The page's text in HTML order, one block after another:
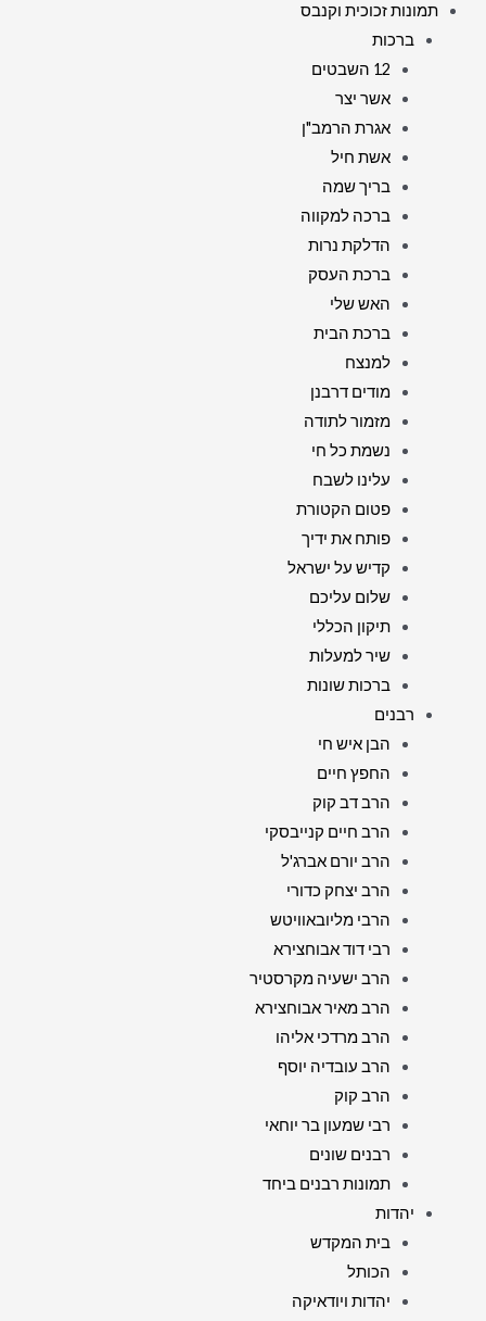
תמונות זכוכית וקנבס
ברכות
12 השבטים
אשר יצר
אגרת הרמב"ן
אשת חיל
בריך שמה
ברכה למקווה
הדלקת נרות
ברכת העסק
האש שלי
ברכת הבית
למנצח
מודים דרבנן
מזמור לתודה
נשמת כל חי
עלינו לשבח
פטום הקטורת
פותח את ידיך
קדיש על ישראל
שלום עליכם
תיקון הכללי
שיר למעלות
ברכות שונות
רבנים
הבן איש חי
החפץ חיים
הרב דב קוק
הרב חיים קנייבסקי
הרב יורם אברג'ל
הרב יצחק כדורי
הרבי מליובאוויטש
רבי דוד אבוחצירא
הרב ישעיה מקרסטיר
הרב מאיר אבוחצירא
הרב מרדכי אליהו
הרב עובדיה יוסף
הרב קוק
רבי שמעון בר יוחאי
רבנים שונים
תמונות רבנים ביחד
יהדות
בית המקדש
הכותל
יהדות ויודאיקה